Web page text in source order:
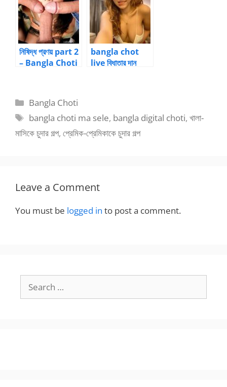
নিষিদ্ধ প্রণয় part 2
– Bangla Choti
bangla chot
live বিধাতার দান
Categories
Bangla Choti
Tags
bangla choti ma sele, bangla digital choti,খালা-
মাসিকে চুদার গল্প, প্রেমিক-প্রেমিকাকে চুদার গল্প
Leave a Comment
You must be logged in to post a comment.
for: